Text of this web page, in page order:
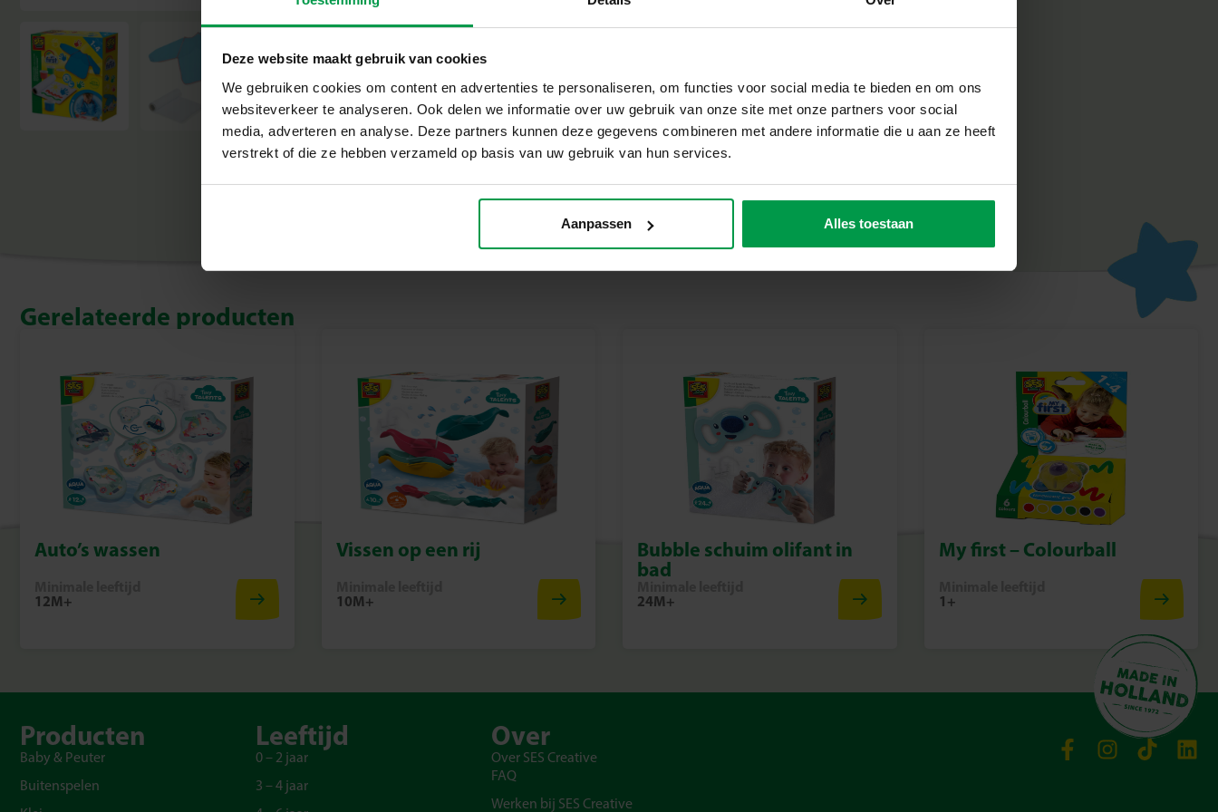
Deze website maakt gebruik van cookies
We gebruiken cookies om content en advertenties te personaliseren, om functies voor social media te bieden en om ons
websiteverkeer te analyseren. Ook delen we informatie over uw gebruik van onze site met onze partners voor social
media, adverteren en analyse. Deze partners kunnen deze gegevens combineren met andere informatie die u aan ze heeft
verstrekt of die ze hebben verzameld op basis van uw gebruik van hun services.
Aanpassen Alles toestaan
Klaar om Te Verven?
Pak de My First Verfset met Kliederschort van SES Creative en laat je kleintje genieten van
creatief speelplezier zonder zorgen. Waar wacht je nog op? Begin vandaag nog met het
ontdekken van de wereld van vingerverf!
Gerelateerde producten
Auto’s wassen
12M+
Vissen op een rij
10M+
Bubble schuim olifant in
bad
24M+
My first – Colourball
1+
Producten
Baby & Peuter
Buitenspelen
Leeftijd
0 – 2 jaar
3 – 4 jaar
Over
Over SES Creative
FAQ
Werken bij SES Creative